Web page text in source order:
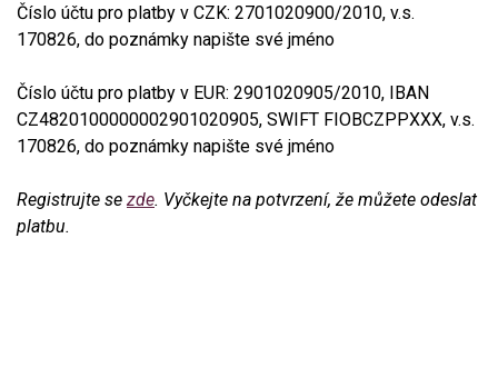
Číslo účtu pro platby v CZK: 2701020900/2010, v.s.
170826, do poznámky napište své jméno
Číslo účtu pro platby v EUR: 2901020905/2010, IBAN
CZ4820100000002901020905, SWIFT FIOBCZPPXXX, v.s.
170826, do poznámky napište své jméno
Registrujte se zde. Vyčkejte na potvrzení, že můžete odeslat
platbu.